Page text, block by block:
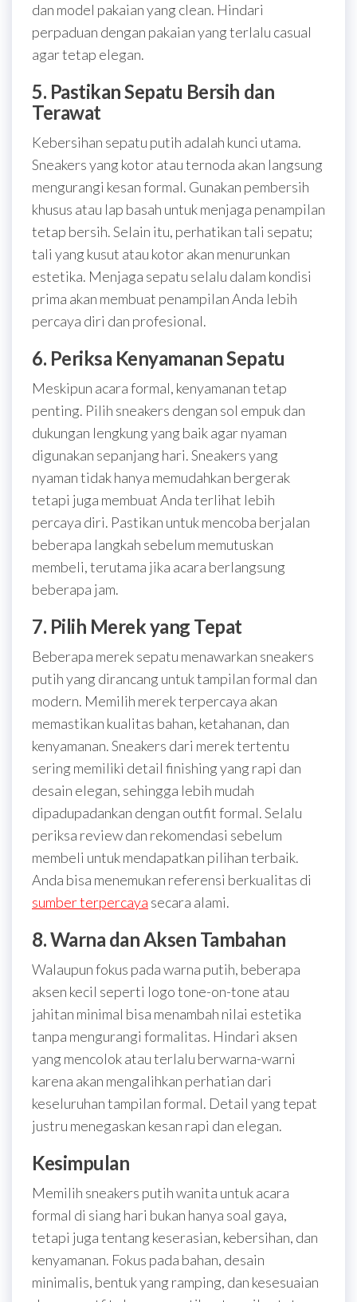
dan model pakaian yang clean. Hindari
perpaduan dengan pakaian yang terlalu casual
agar tetap elegan.
5. Pastikan Sepatu Bersih dan
Terawat
Kebersihan sepatu putih adalah kunci utama.
Sneakers yang kotor atau ternoda akan langsung
mengurangi kesan formal. Gunakan pembersih
khusus atau lap basah untuk menjaga penampilan
tetap bersih. Selain itu, perhatikan tali sepatu;
tali yang kusut atau kotor akan menurunkan
estetika. Menjaga sepatu selalu dalam kondisi
prima akan membuat penampilan Anda lebih
percaya diri dan profesional.
6. Periksa Kenyamanan Sepatu
Meskipun acara formal, kenyamanan tetap
penting. Pilih sneakers dengan sol empuk dan
dukungan lengkung yang baik agar nyaman
digunakan sepanjang hari. Sneakers yang
nyaman tidak hanya memudahkan bergerak
tetapi juga membuat Anda terlihat lebih
percaya diri. Pastikan untuk mencoba berjalan
beberapa langkah sebelum memutuskan
membeli, terutama jika acara berlangsung
beberapa jam.
7. Pilih Merek yang Tepat
Beberapa merek sepatu menawarkan sneakers
putih yang dirancang untuk tampilan formal dan
modern. Memilih merek terpercaya akan
memastikan kualitas bahan, ketahanan, dan
kenyamanan. Sneakers dari merek tertentu
sering memiliki detail finishing yang rapi dan
desain elegan, sehingga lebih mudah
dipadupadankan dengan outfit formal. Selalu
periksa review dan rekomendasi sebelum
membeli untuk mendapatkan pilihan terbaik.
Anda bisa menemukan referensi berkualitas di
sumber terpercaya secara alami.
8. Warna dan Aksen Tambahan
Walaupun fokus pada warna putih, beberapa
aksen kecil seperti logo tone-on-tone atau
jahitan minimal bisa menambah nilai estetika
tanpa mengurangi formalitas. Hindari aksen
yang mencolok atau terlalu berwarna-warni
karena akan mengalihkan perhatian dari
keseluruhan tampilan formal. Detail yang tepat
justru menegaskan kesan rapi dan elegan.
Kesimpulan
Memilih sneakers putih wanita untuk acara
formal di siang hari bukan hanya soal gaya,
tetapi juga tentang keserasian, kebersihan, dan
kenyamanan. Fokus pada bahan, desain
minimalis, bentuk yang ramping, dan kesesuaian